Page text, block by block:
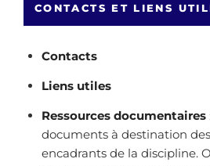
CONTACTS ET LIENS
Contacts
Liens utiles
Ressources documentaires
documents à destination
encadrants de la discipline.